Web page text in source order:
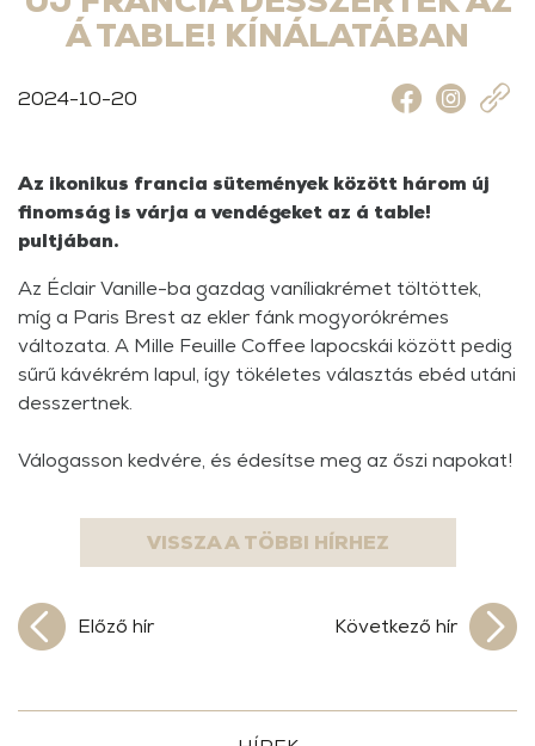
2024-10-20
Á TABLE! KÍNÁLATÁBAN
Az ikonikus francia sütemények között három új
finomság is várja a vendégeket az á table!
pultjában.
Az Éclair Vanille-ba gazdag vaníliakrémet töltöttek,
míg a Paris Brest az ekler fánk mogyorókrémes
változata. A Mille Feuille Coffee lapocskái között pedig
sűrű kávékrém lapul, így tökéletes választás ebéd utáni
desszertnek.
Válogasson kedvére, és édesítse meg az őszi napokat!
Előző hír
VISSZA A TÖBBI HÍRHEZ
Következő hír